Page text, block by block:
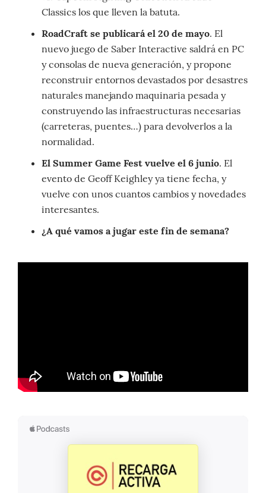
Classics los que lleven la batuta.
RoadCraft se publicará el 20 de mayo. El
nuevo juego de Saber Interactive saldrá en PC
y consolas de nueva generación, y propone
reconstruir entornos devastados por desastres
naturales manejando maquinaria pesada y
construyendo las infraestructuras necesarias
(carreteras, puentes…) para devolverlos a la
normalidad.
El Summer Game Fest vuelve el 6 junio. El
evento de Geoff Keighley ya tiene fecha, y
vuelve con unos cuantos cambios y novedades
interesantes.
¿A qué vamos a jugar este fin de semana?